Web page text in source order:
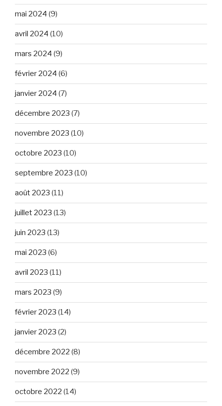
mai 2024 (9)
avril 2024 (10)
mars 2024 (9)
février 2024 (6)
janvier 2024 (7)
décembre 2023 (7)
novembre 2023 (10)
octobre 2023 (10)
septembre 2023 (10)
août 2023 (11)
juillet 2023 (13)
juin 2023 (13)
mai 2023 (6)
avril 2023 (11)
mars 2023 (9)
février 2023 (14)
janvier 2023 (2)
décembre 2022 (8)
novembre 2022 (9)
octobre 2022 (14)